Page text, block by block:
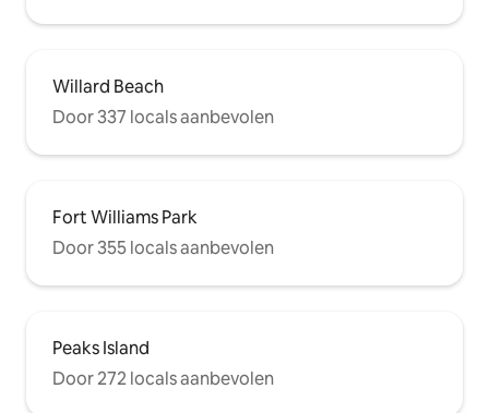
Willard Beach
Door 337 locals aanbevolen
Fort Williams Park
Door 355 locals aanbevolen
Peaks Island
Door 272 locals aanbevolen